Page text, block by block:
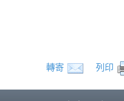
轉寄
列印